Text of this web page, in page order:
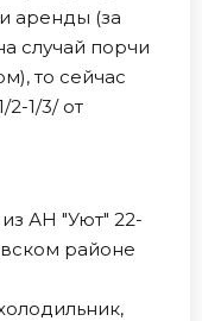
аренды (за
случай порчи
то сейчас
1/3/ от
АН "Уют" 22-
районе